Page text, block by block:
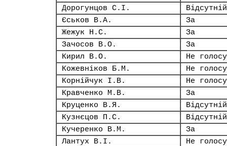
Дорогунцов С.І.
Відсутній
Єськов В.А.
За
Жежук Н.С.
За
Зачосов В.О.
За
Кирил В.О.
Не
Кожевніков Б.М.
Не
Корнійчук І.В.
Не
Кравченко М.В.
За
Круценко В.Я.
Відсутній
Кузнєцов П.С.
Відсутній
Кучеренко В.М.
За
Лантух В.І.
Не